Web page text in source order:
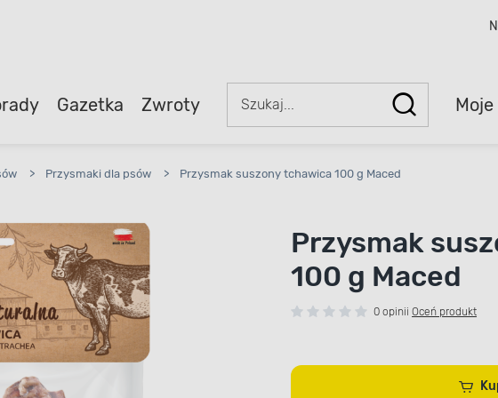
Gazetka Zwroty
> Przysmaki dla psów > Przysmak suszony tchawica 100 g Maced
Przysmak
100 g Maced
0 opinii Oceń produkt